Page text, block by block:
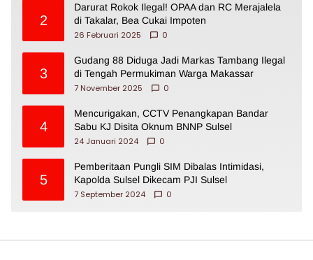
2
Darurat Rokok Ilegal! OPAA dan RC Merajalela
di Takalar, Bea Cukai Impoten
26 Februari 2025
0
3
Gudang 88 Diduga Jadi Markas Tambang Ilegal
di Tengah Permukiman Warga Makassar
7 November 2025
0
4
Mencurigakan, CCTV Penangkapan Bandar
Sabu KJ Disita Oknum BNNP Sulsel
24 Januari 2024
0
5
Pemberitaan Pungli SIM Dibalas Intimidasi,
Kapolda Sulsel Dikecam PJI Sulsel
7 September 2024
0